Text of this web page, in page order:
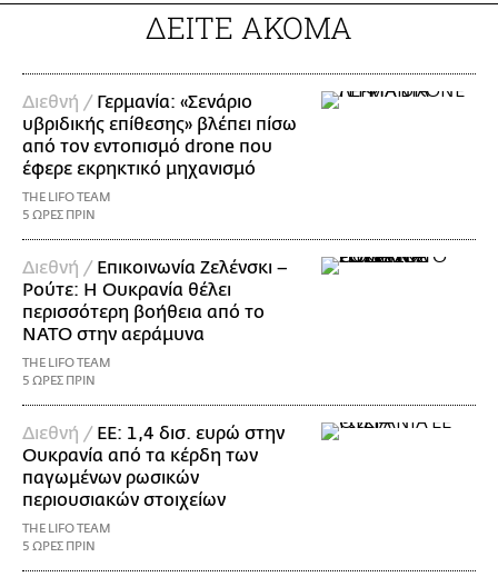
ΔΕΙΤΕ ΑΚΟΜΑ
Διεθνή / Γερμανία: «Σενάριο
υβριδικής επίθεσης» βλέπει πίσω
από τον εντοπισμό drone που
έφερε εκρηκτικό μηχανισμό
THE LIFO TEAM
5 ΩΡΕΣ ΠΡΙΝ
Διεθνή / Επικοινωνία Ζελένσκι –
Ρούτε: Η Ουκρανία θέλει
περισσότερη βοήθεια από το
ΝΑΤΟ στην αεράμυνα
THE LIFO TEAM
5 ΩΡΕΣ ΠΡΙΝ
Διεθνή / ΕΕ: 1,4 δισ. ευρώ στην
Ουκρανία από τα κέρδη των
παγωμένων ρωσικών
περιουσιακών στοιχείων
THE LIFO TEAM
5 ΩΡΕΣ ΠΡΙΝ